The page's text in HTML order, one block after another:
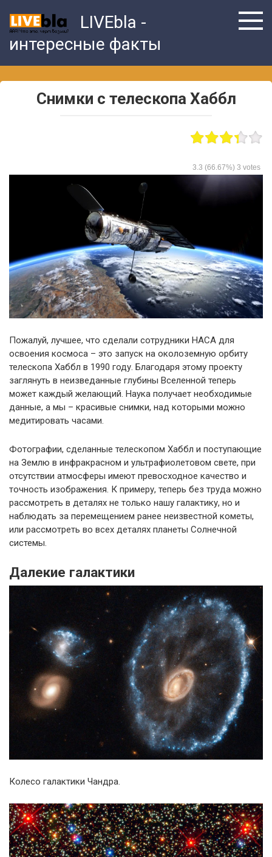
content
LIVEbla -
интересные факты
Снимки с телескопа Хаббл
3.3 (66.67%) 3 votes
Пожалуй, лучшее, что сделали сотрудники НАСА для
освоения космоса – это запуск на околоземную орбиту
телескопа Хаббл в 1990 году. Благодаря этому проекту
заглянуть в неизведанные глубины Вселенной теперь
может каждый желающий. Наука получает необходимые
данные, а мы – красивые снимки, над которыми можно
медитировать часами.
Фотографии, сделанные телескопом Хаббл и поступающие
на Землю в инфракрасном и ультрафиолетовом свете, при
отсутствии атмосферы имеют превосходное качество и
точность изображения. К примеру, теперь без труда можно
рассмотреть в деталях не только нашу галактику, но и
наблюдать за перемещением ранее неизвестной кометы,
или рассмотреть во всех деталях планеты Солнечной
системы.
Далекие галактики
Колесо галактики Чандра.